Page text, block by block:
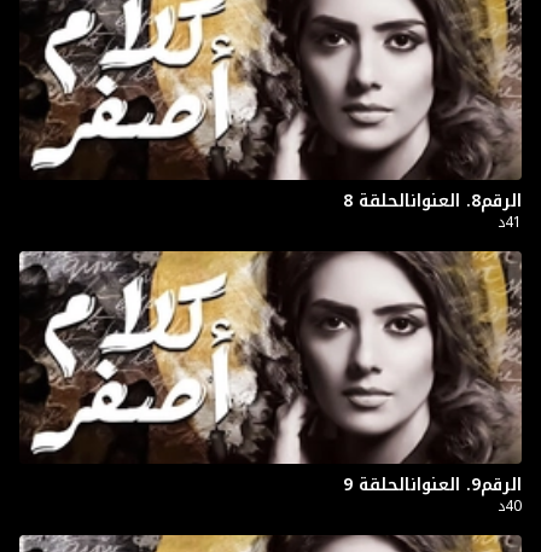
الرقم8. العنوانالحلقة 8
41د
الرقم9. العنوانالحلقة 9
40د